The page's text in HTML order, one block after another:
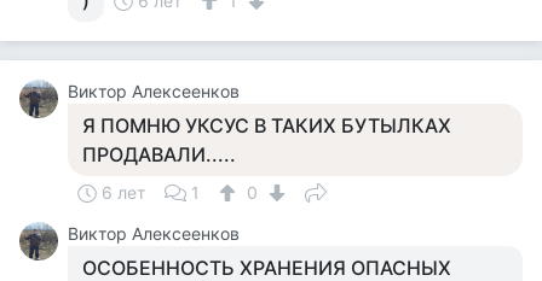
Виктор Алексеенков
Я ПОМНЮ УКСУС В ТАКИХ БУТЫЛКАХ
ПРОДАВАЛИ.....
6 лет 1
0
Виктор Алексеенков
ОСОБЕННОСТЬ ХРАНЕНИЯ ОПАСНЫХ